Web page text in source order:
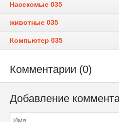
Насекомые 035
животные 035
Компьютер 035
Комментарии (0)
Добавление